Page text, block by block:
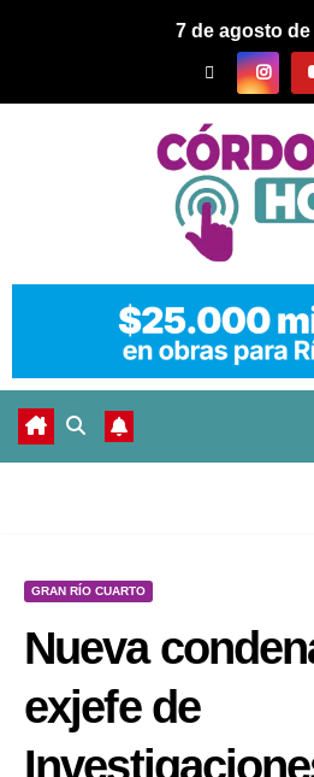
7 de agosto de
GRAN RÍO CUARTO
Nueva
exjefe de